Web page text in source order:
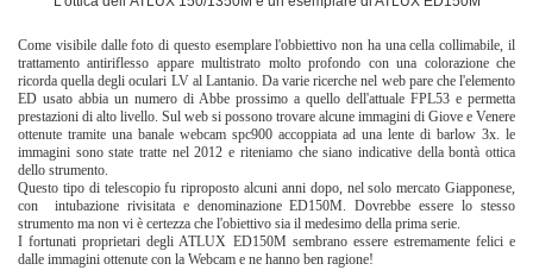
Come visibile dalle foto di questo esemplare l'obbiettivo non ha una cella collimabile, il
trattamento antiriflesso appare multistrato molto profondo con una colorazione che
ricorda quella degli oculari LV al Lantanio. Da varie ricerche nel web pare che l'elemento
ED usato abbia un numero di Abbe prossimo a quello dell'attuale FPL53 e permetta
prestazioni di alto livello. Sul web si possono trovare alcune immagini di Giove e Venere
ottenute tramite una banale webcam spc900 accoppiata ad una lente di barlow 3x. le
immagini sono state tratte nel 2012 e riteniamo che siano indicative della bontà ottica
dello strumento.
Questo tipo di telescopio fu riproposto alcuni anni dopo, nel solo mercato Giapponese,
con intubazione rivisitata e denominazione ED150M. Dovrebbe essere lo stesso
strumento ma non vi è certezza che l'obiettivo sia il medesimo della prima serie.
I fortunati proprietari degli ATLUX ED150M sembrano essere estremamente felici e
dalle immagini ottenute con la Webcam e ne hanno ben ragione!